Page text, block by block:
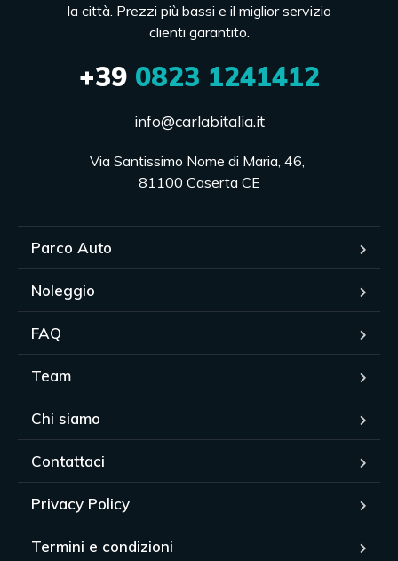
la città. Prezzi più bassi e il miglior servizio
clienti garantito.
+390823 1241412
info@carlabitalia.it
Via Santissimo Nome di Maria, 46,
81100 Caserta CE
Parco Auto
Noleggio
FAQ
Team
Chi siamo
Contattaci
Privacy Policy
Termini e condizioni